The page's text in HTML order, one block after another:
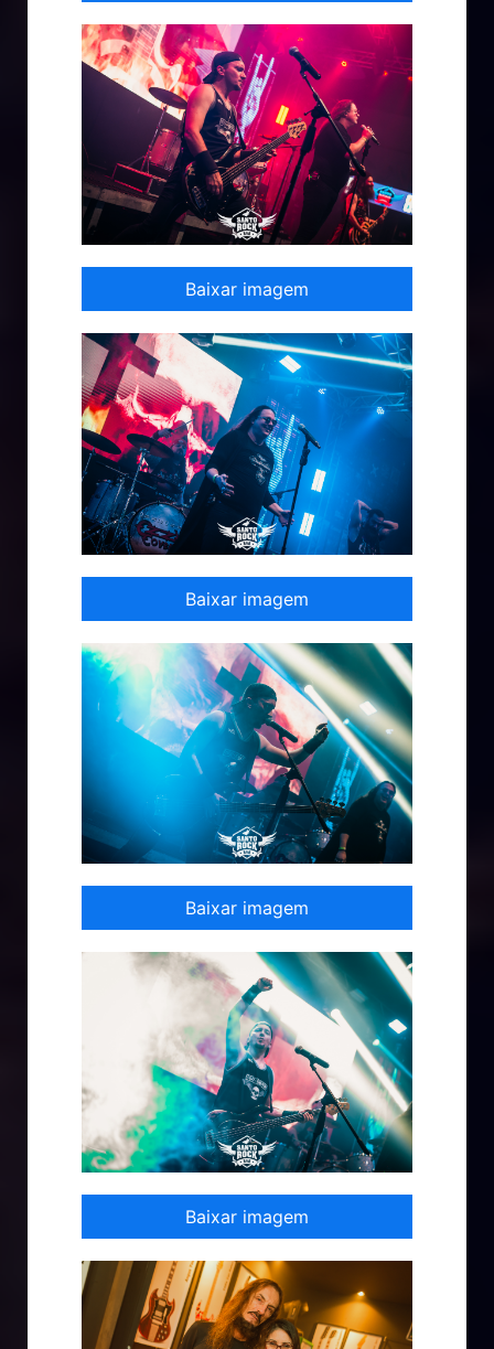
Baixar imagem
Baixar imagem
Baixar imagem
Baixar imagem